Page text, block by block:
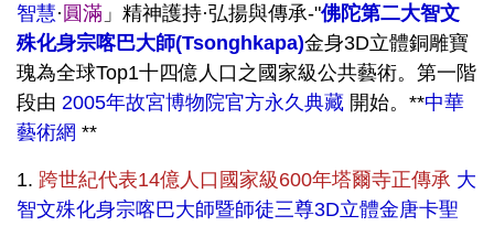
智慧· 圓滿 」精神護持·弘揚與傳承-"佛陀第二大智文
殊化身宗喀巴大師(Tsonghkapa)金身3D立體銅雕寶
瑰為全球Top1十四億人口之國家級公共藝術。第一階
段由 2005年故宮博物院官方永久典藏 開始。**中華
藝術網 **
1. 跨世紀代表14億人口國家級600年塔爾寺正傳承 大
智文殊化身宗喀巴大師暨師徒三尊3D立體金唐卡聖